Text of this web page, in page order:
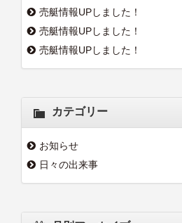
売艇情報UPしました！
売艇情報UPしました！
売艇情報UPしました！
カテゴリー
お知らせ
日々の出来事